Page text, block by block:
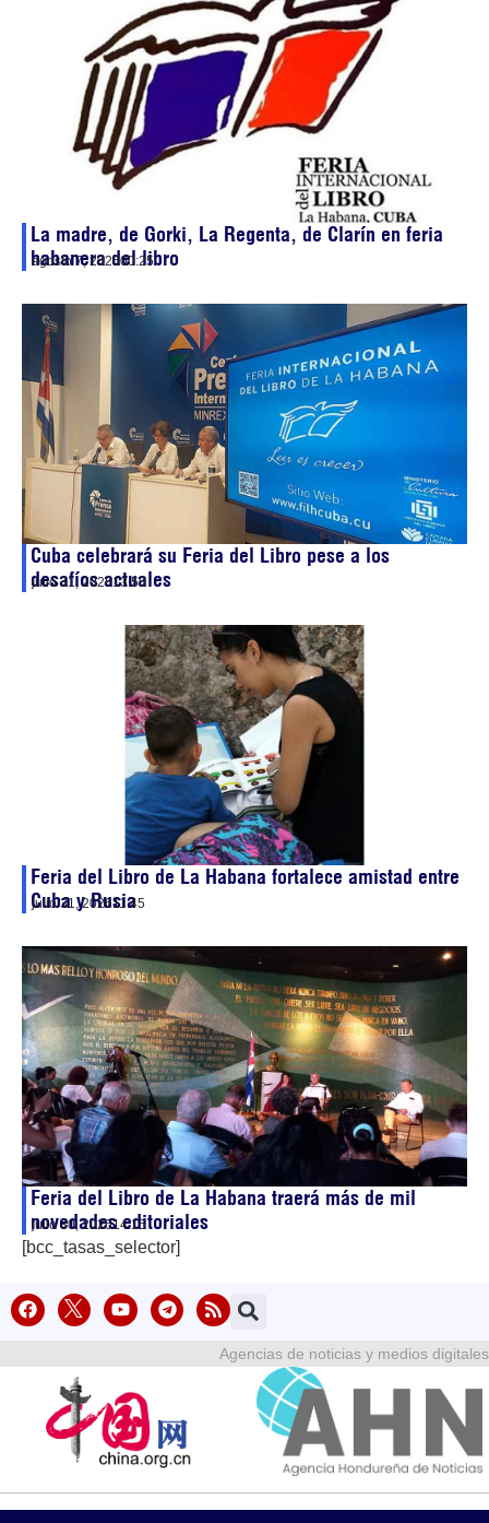
La madre, de Gorki, La Regenta, de Clarín en feria
habanera del libro
agosto 7, 202600:25
Cuba celebrará su Feria del Libro pese a los
desafíos actuales
julio 31, 202613:50
Feria del Libro de La Habana fortalece amistad entre
Cuba y Rusia
julio 31, 202611:45
Feria del Libro de La Habana traerá más de mil
novedades editoriales
julio 30, 202614:15
[bcc_tasas_selector]
Agencias de noticias y medios digitales